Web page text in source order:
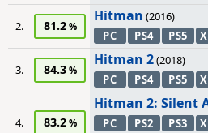
2. 81.2
Hitman (2016)
PC
PS4 PS5
3. 84.3
Hitman 2(2018)
PC
PS4 PS5
4. 83.2
Hitman 2: Silent
PC
PS2 PS3